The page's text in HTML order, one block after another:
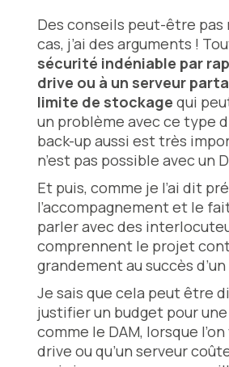
Des conseils peut-être pas
cas, j’ai des arguments !
sécurité indéniable par
drive ou à un serveur
limite de stockage qui
un problème avec ce type
back-up aussi est très
n’est pas possible avec un
Et puis, comme je l’ai dit
l’accompagnement et le
parler avec des
comprennent le projet
grandement au succès
Je sais que cela peut être
justifier un budget pour
comme le DAM, lorsque l’on
drive ou qu’un serveur